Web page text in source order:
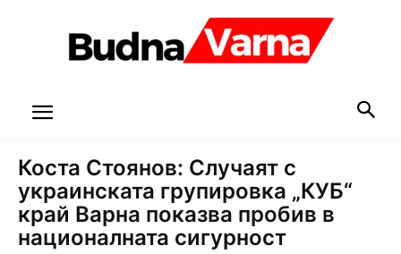
Коста Стоянов: Случаят с
украинската групировка „КУБ“
край Варна показва пробив в
националната сигурност